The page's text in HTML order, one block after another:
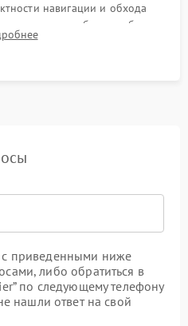
навигации и обхода
и работы турбины.
возврата на док-станцию и
с приведенными ниже
либо обратиться в
по следующему телефону
нашли ответ на свой